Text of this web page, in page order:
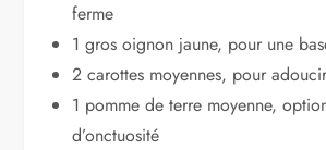
ferme
1 gros oignon jaune, pour une
2 carottes moyennes, pour
1 pomme de terre moyenne,
d’onctuosité